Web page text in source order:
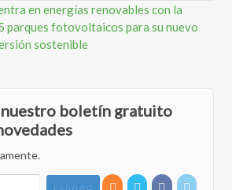
en energías renovables con la
parques fotovoltaicos para su nuevo
sostenible
nuestro boletín gratuito